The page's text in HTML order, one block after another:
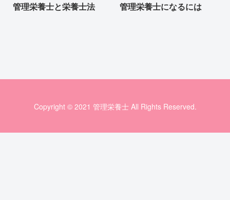
管理栄養士と栄養士法 管理栄養士になるには
Copyright © 2021 管理栄養士 All Rights Reserved.